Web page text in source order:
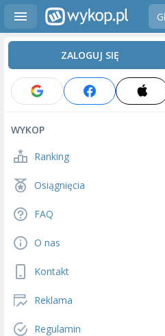
ZALOGUJ SIĘ
WYKOP
Ranking
Osiągnięcia
FAQ
O nas
Kontakt
Reklama
Regulamin